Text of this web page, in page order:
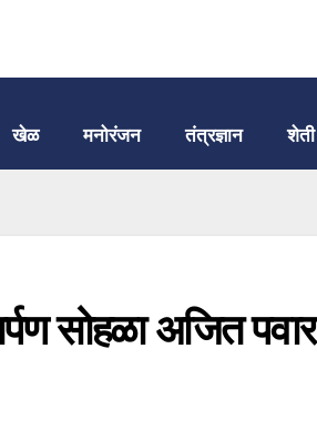
खेळ मनोरंजन तंत्रज्ञान शेती
सोहळा अजित पवार